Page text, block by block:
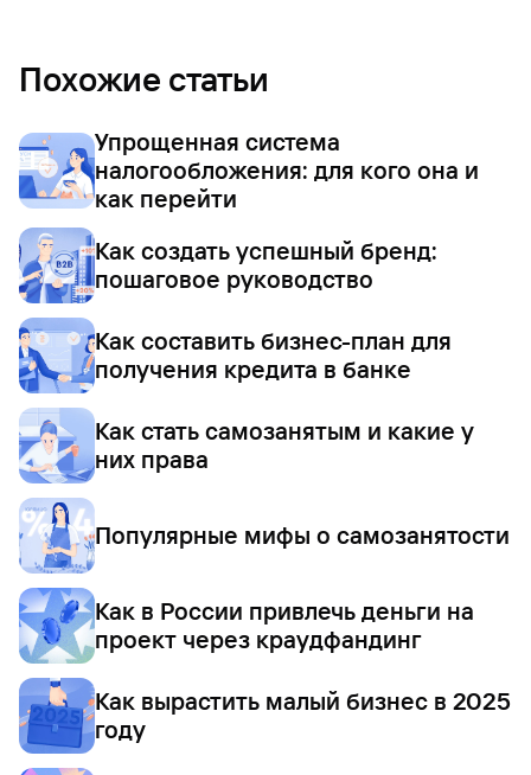
Похожие статьи
Упрощенная система
налогообложения: для кого она и
как перейти
Как создать успешный бренд:
пошаговое руководство
Как составить бизнес-план для
получения кредита в банке
Как стать самозанятым и какие у
них права
Популярные мифы о самозанятости
Как в России привлечь деньги на
проект через краудфандинг
Как вырастить малый бизнес в 2025
году